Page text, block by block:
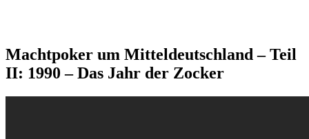
Machtpoker um Mitteldeutschland – Teil
II: 1990 – Das Jahr der Zocker